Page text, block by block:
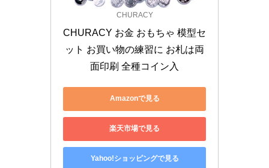
CHURACY
CHURACY お金 おもちゃ 模型セ
ット お買い物の練習に お札は両
面印刷 全種コイン入
Amazonで見る
楽天市場で見る
Yahoo!ショッピングで見る